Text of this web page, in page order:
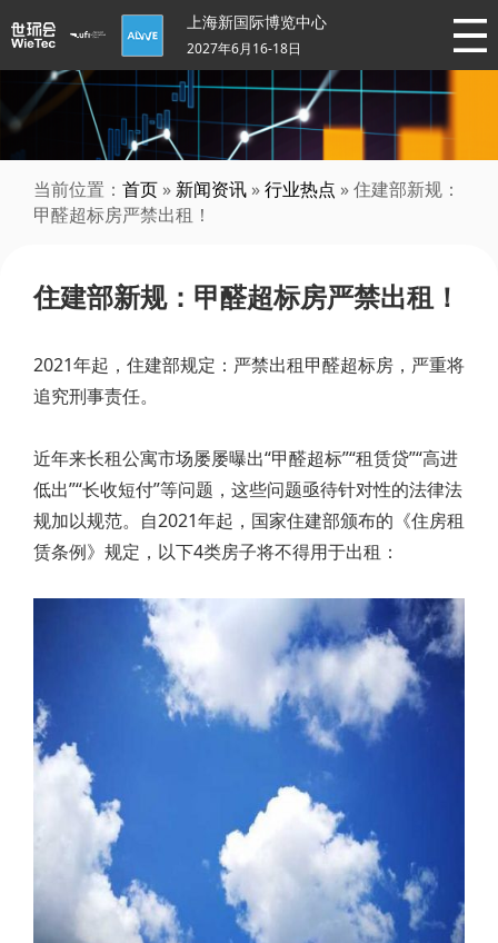
上海新国际博览中心
2027年6月16-18日
当前位置： 首页 » 新闻资讯 »行业热点 » 住建部新规：
甲醛超标房严禁出租！
住建部新规：甲醛超标房严禁出租！
2021年起，住建部规定：严禁出租甲醛超标房，严重将
追究刑事责任。
近年来长租公寓市场屡屡曝出“甲醛超标”“租赁贷”“高进
低出”“长收短付”等问题，这些问题亟待针对性的法律法
规加以规范。自2021年起，国家住建部颁布的《住房租
赁条例》规定，以下4类房子将不得用于出租：